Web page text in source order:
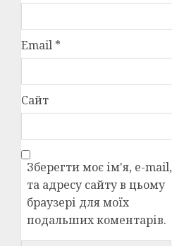
Email *
Сайт
Зберегти моє ім'я, e-mail,
та адресу сайту в цьому
браузері для моїх
подальших коментарів.